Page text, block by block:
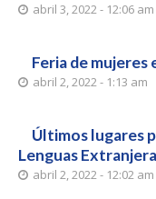
abril 3, 2022 - 12:06 am
Feria de
abril 2, 2022 - 1:13 am
Últimos lugares
Lenguas
abril 2, 2022 - 12:02 am